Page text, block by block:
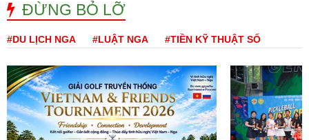
ĐỪNG BỎ LỠ
#DU LỊCH NGA #LUẬT NGA #TIỀN KỸ THUẬT SỐ